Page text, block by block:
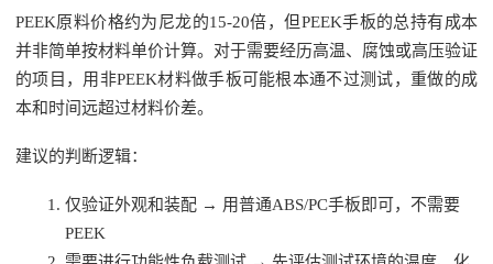
PEEK原料价格约为尼龙的15-20倍，但PEEK手板的总持有成本
并非简单按材料单价计算。对于需要经历高温、腐蚀或高压验证
的项目，用非PEEK材料做手板可能根本通不过测试，重做的成
本和时间远超过材料价差。
建议的判断逻辑：
仅验证外观和装配 → 用普通ABS/PC手板即可，不需要
PEEK